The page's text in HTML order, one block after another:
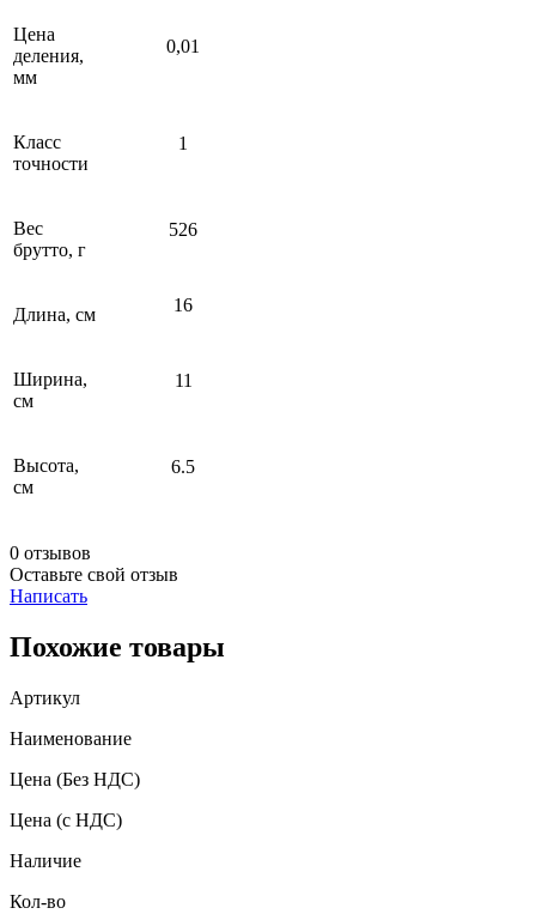
Цена
деления,
мм
0,01
Класс
точности
1
Вес
брутто, г
526
Длина, см 16
Ширина,
см
11
Высота,
см
6.5
0 отзывов
Оставьте свой отзыв
Написать
Похожие товары
Артикул
Наименование
Цена (Без НДС)
Цена (с НДС)
Наличие
Кол-во